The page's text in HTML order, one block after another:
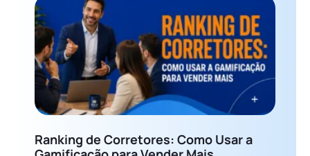
Ranking de Corretores: Como Usar a